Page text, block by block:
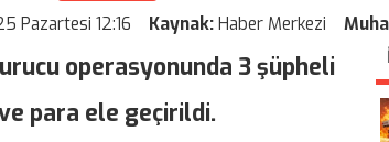
Pazartesi 12:16 Kaynak:Haber Merkezi
operasyonunda 3 şüpheli
para ele geçirildi.